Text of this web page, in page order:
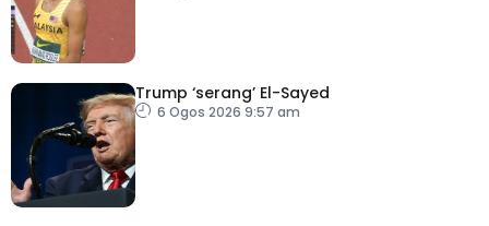
Trump ‘serang’ El-Sayed
6 Ogos 2026 9:57 am